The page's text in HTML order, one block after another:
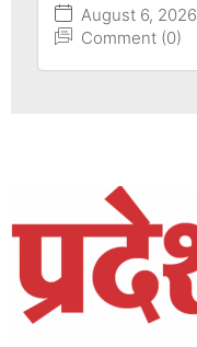
August 6, 2026
Comment (0)